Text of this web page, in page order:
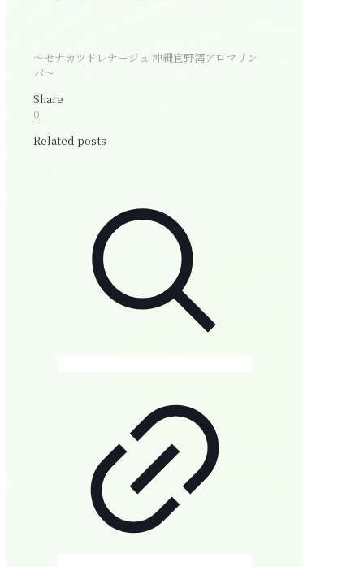
〜セナカツドレナージュ 沖縄宜野湾アロマリン
パ〜
Share
0
Related posts